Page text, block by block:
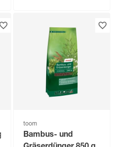
toom
Bambus- und